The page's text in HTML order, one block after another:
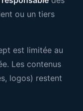
ou un tiers
est limitée au
Les contenus
logos) restent